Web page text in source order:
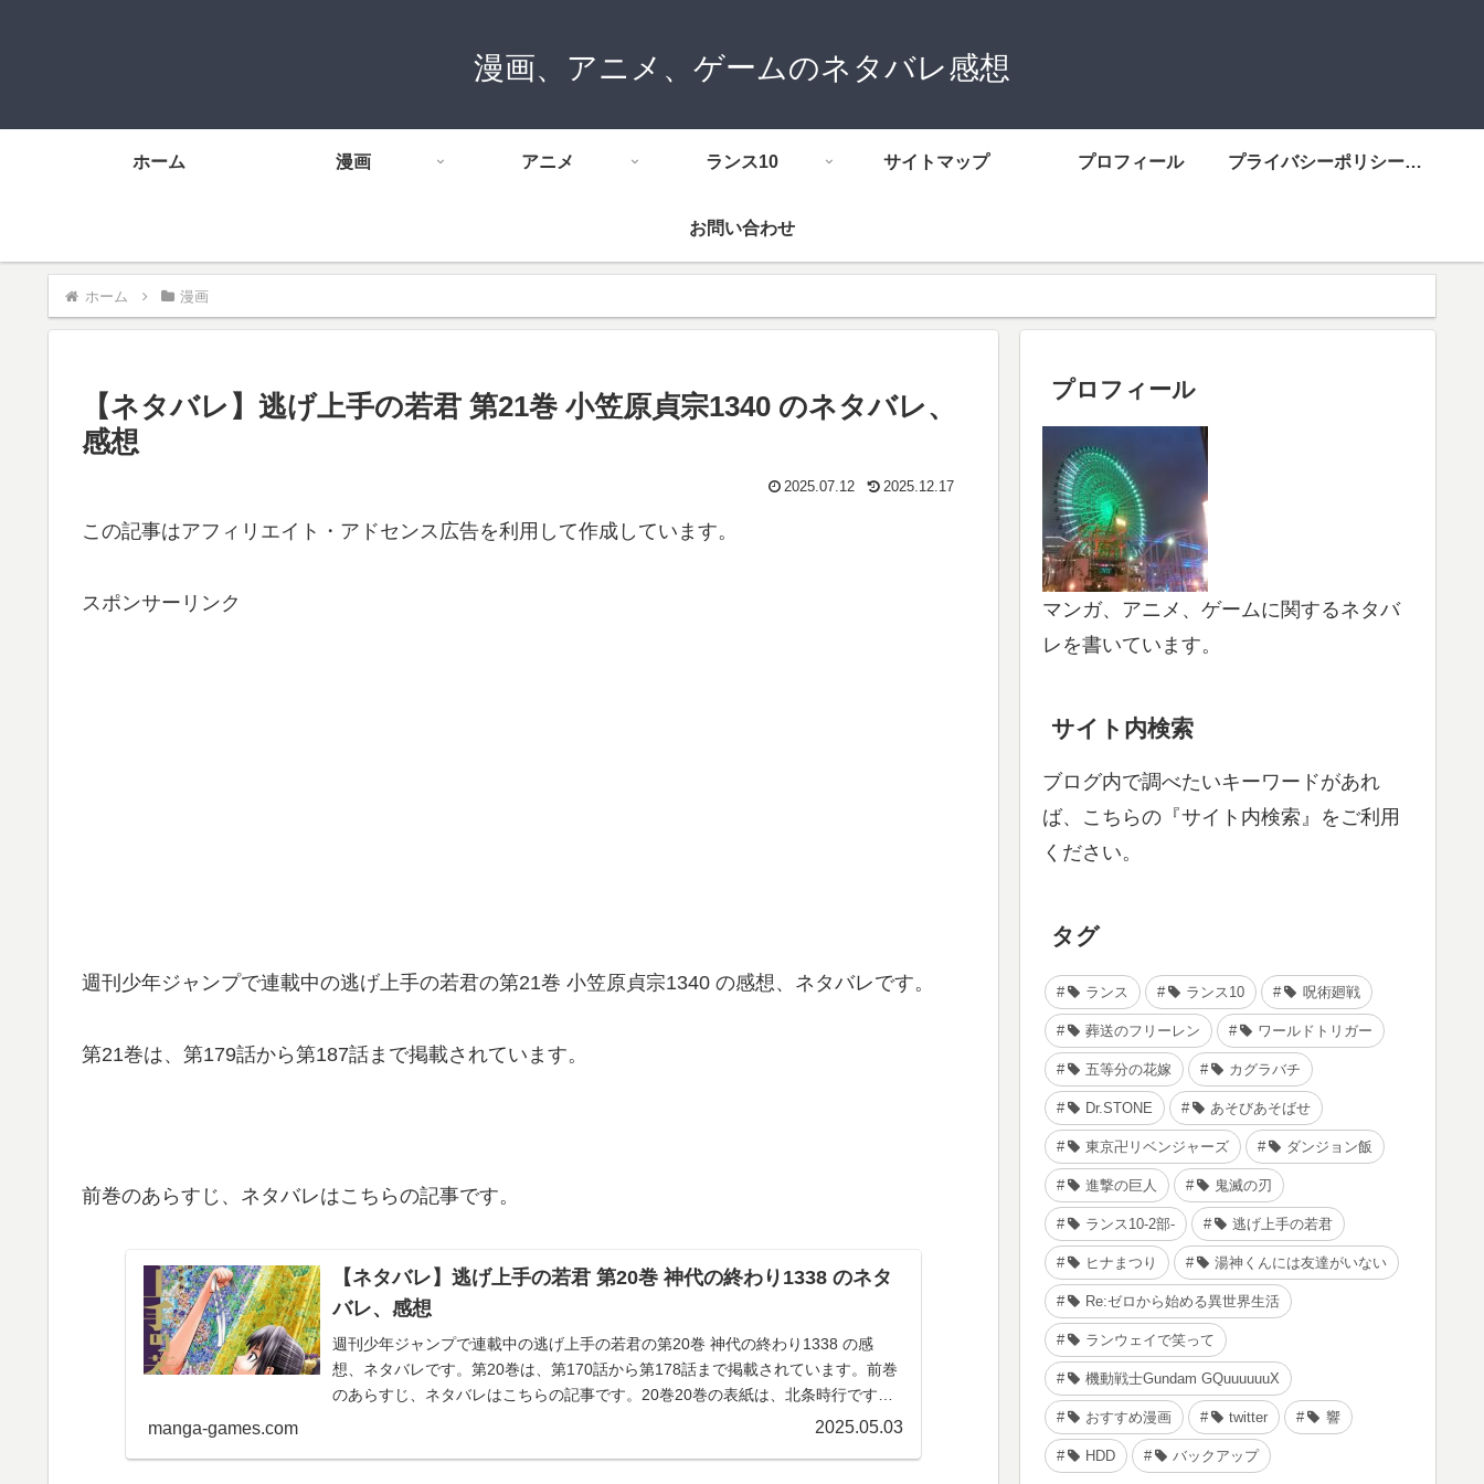
漫画、アニメ、ゲームのネタバレ感想
ホーム 漫画 アニメ ランス10 サイトマップ プロフィール プライバシーポリシーについて
お問い合わせ
ホーム 漫画
【ネタバレ】逃げ上手の若君 第21巻 小笠原貞宗1340 のネタバレ、
感想
2025.07.12 2025.12.17
この記事はアフィリエイト・アドセンス広告を利用して作成しています。
スポンサーリンク
週刊少年ジャンプで連載中の逃げ上手の若君の第21巻 小笠原貞宗1340 の感想、ネタバレです。
第21巻は、第179話から第187話まで掲載されています。
前巻のあらすじ、ネタバレはこちらの記事です。
【ネタバレ】逃げ上手の若君 第20巻 神代の終わり1338 のネタ
バレ、感想
週刊少年ジャンプで連載中の逃げ上手の若君の第20巻 神代の終わり1338 の感
想、ネタバレです。第20巻は、第170話から第178話まで掲載されています。前巻
のあらすじ、ネタバレはこちらの記事です。20巻20巻の表紙は、北条時行です。
manga-games.com 2025.05.03
プロフィール
マンガ、アニメ、ゲームに関するネタバ
レを書いています。
サイト内検索
ブログ内で調べたいキーワードがあれ
ば、こちらの『サイト内検索』をご利用
ください。
タグ
ランス ランス10 呪術廻戦
葬送のフリーレン ワールドトリガー
五等分の花嫁 カグラバチ
Dr.STONE あそびあそばせ
東京卍リベンジャーズ ダンジョン飯
進撃の巨人 鬼滅の刃
ランス10-2部- 逃げ上手の若君
ヒナまつり 湯神くんには友達がいない
Re:ゼロから始める異世界生活
ランウェイで笑って
機動戦士Gundam GQuuuuuuX
おすすめ漫画 twitter 響
HDD バックアップ